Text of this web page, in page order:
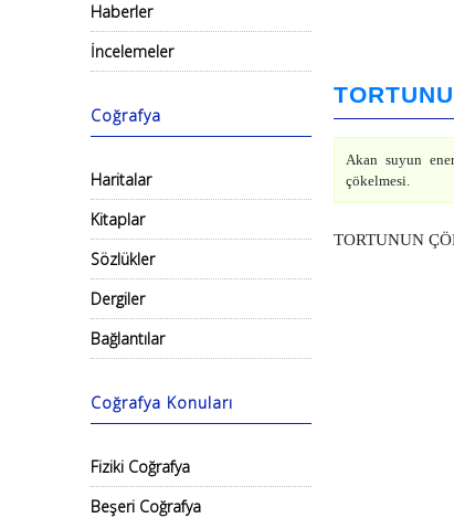
Haberler
İncelemeler
Coğrafya
Haritalar
Kitaplar
Sözlükler
Dergiler
Bağlantılar
Coğrafya Konuları
Fiziki Coğrafya
Beşeri Coğrafya
Akan suyun
çökelmesi.
TORTUNUN